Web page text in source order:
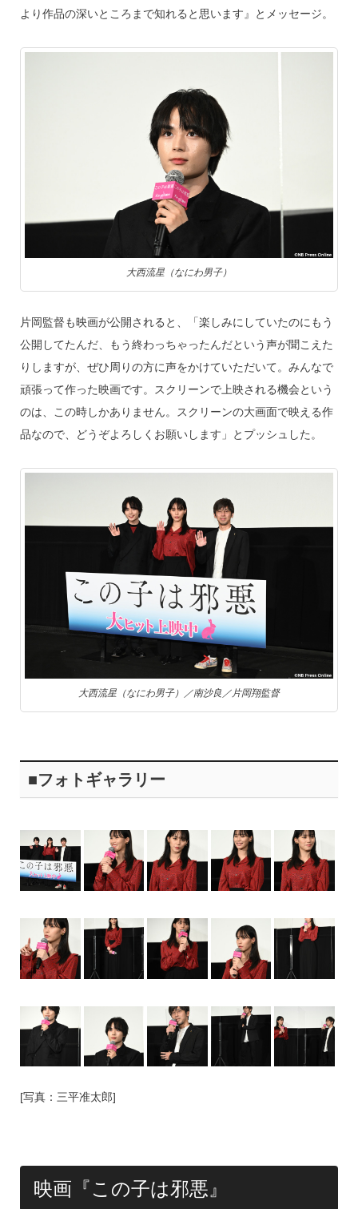
より作品の深いところまで知れると思います』とメッセージ。
大西流星（なにわ男子）
片岡監督も映画が公開されると、「楽しみにしていたのにもう
公開してたんだ、もう終わっちゃったんだという声が聞こえた
りしますが、ぜひ周りの方に声をかけていただいて。みんなで
頑張って作った映画です。スクリーンで上映される機会という
のは、この時しかありません。スクリーンの大画面で映える作
品なので、どうぞよろしくお願いします」とプッシュした。
大西流星（なにわ男子）／南沙良／片岡翔監督
■フォトギャラリー
[写真：三平准太郎]
映画『この子は邪悪』